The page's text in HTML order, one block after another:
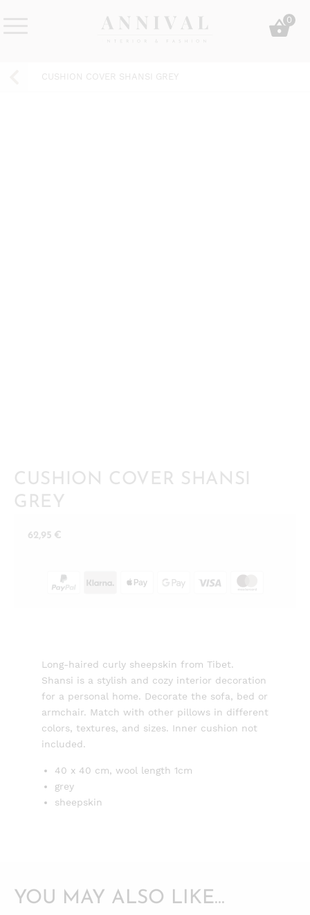
&
0
CUSHION COVER SHANSI GREY
CUSHION COVER SHANSI
GREY
62,95 €
Long-haired curly sheepskin from Tibet.
Shansi is a stylish and cozy interior decoration
for a personal home. Decorate the sofa, bed or
armchair. Match with other pillows in different
colors, textures, and sizes. Inner cushion not
included.
40 x 40 cm, wool length 1cm
grey
sheepskin
YOU MAY ALSO LIKE…